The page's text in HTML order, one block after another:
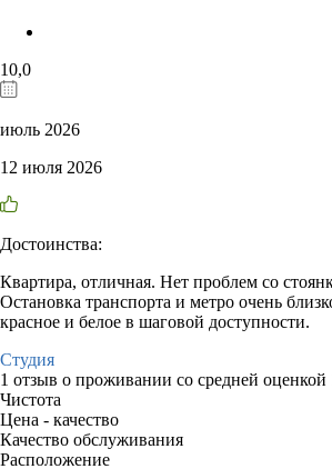
10,0
июль 2026
12 июля 2026
Достоинства:
Квартира, отличная. Нет проблем со
Остановка транспорта и метро очень
красное и белое в шаговой доступности.
Студия
1 отзыв о проживании со средней оценкой
Чистота
Цена - качество
Качество обслуживания
Расположение